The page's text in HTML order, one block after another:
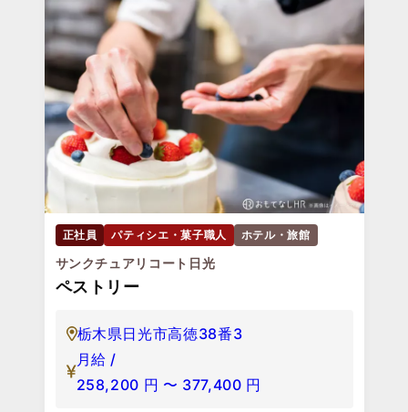
正社員 パティシエ・菓子職人 ホテル・旅館
サンクチュアリコート日光
ペストリー
栃木県日光市高徳38番3
月給 /
258,200 円 〜 377,400 円